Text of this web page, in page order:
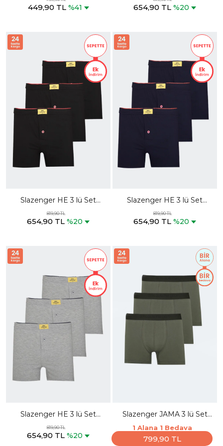
449,90 TL %41 654,90 TL %20
Slazenger HE 3 lü Set
Erkek Siyah Boxer
819,90 TL
654,90 TL %20
Slazenger HE 3 lü Set
Erkek Lacivert Boxer
819,90 TL
654,90 TL %20
Slazenger HE 3 lü Set
Erkek Gri Boxer
819,90 TL
654,90 TL %20
Slazenger JAMA 3 lü Set
Erkek Haki Boxer
1 Alana 1 Bedava
799,90 TL